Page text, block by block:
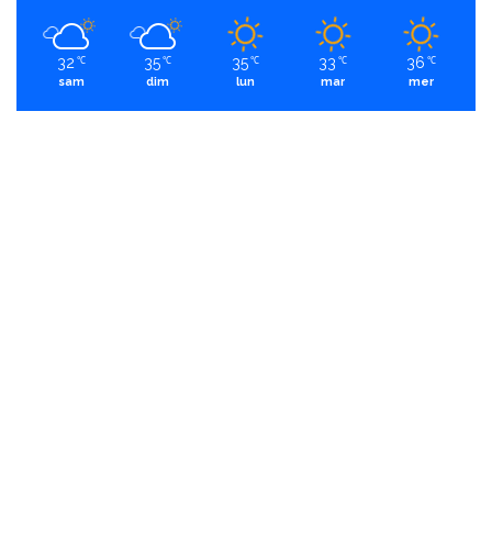
32 ℃
sam
35 ℃
dim
35 ℃
lun
33 ℃
mar
36 ℃
mer